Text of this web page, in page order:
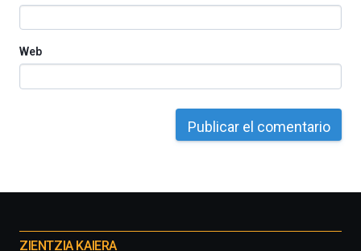
Web
ZIENTZIA KAIERA